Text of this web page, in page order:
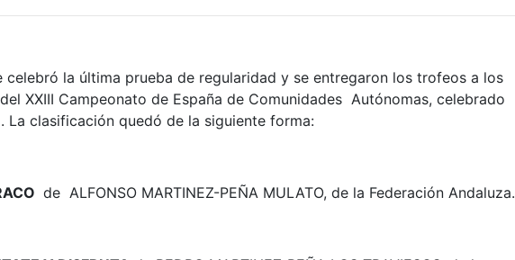
celebró la última prueba de regularidad y se entregaron los trofeos a los
XXIII Campeonato de España de Comunidades Autónomas, celebrado
La clasificación quedó de la siguiente forma:
de ALFONSO MARTINEZ-PEÑA MULATO, de la Federación Andaluza.